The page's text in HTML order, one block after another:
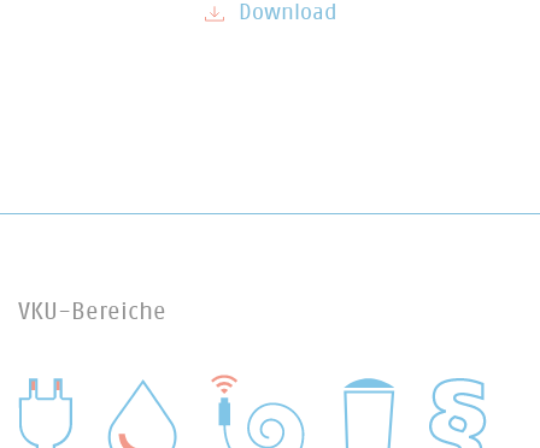
Download
VKU-Bereiche